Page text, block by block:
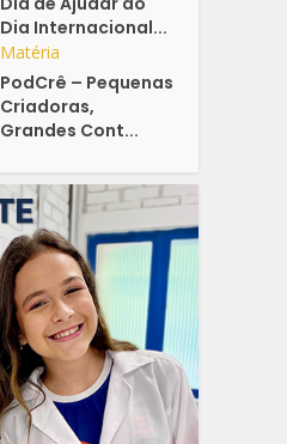
Dia Internacional...
Matéria
PodCrê – Pequenas
Criadoras,
Grandes Cont...